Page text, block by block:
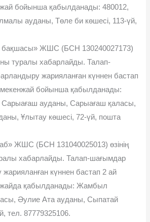
бойынша қабылданады: 480012,
ауданы, Төле би көшесі, 113-үй,
бақшасы» ЖШС (БСН 130240027173)
туралы хабарлайды. Талап-
жарияланған күннен бастап
мекенжай бойынша қабылданады:
Сарыағаш ауданы, Сарыағаш қаласы,
Ұлытау көшесі, 72-үй, пошта
ЖШС (БСН 131040025013) өзінің
хабарлайды. Талап-шағымдар
күннен бастап 2 ай
қабылданады: Жамбыл
Əулие Ата ауданы, Сыпатай
тел. 87779325106.